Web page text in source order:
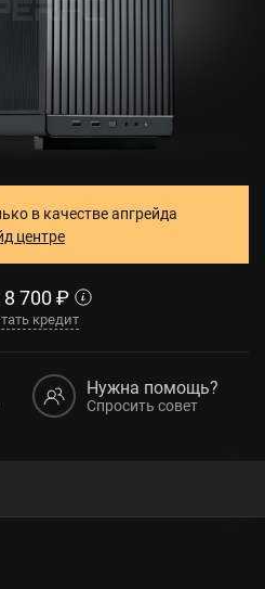
в качестве апгрейда
центре
8 700 ₽
кредит
Нужна помощь?
Спросить совет